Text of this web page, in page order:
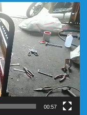
00:57